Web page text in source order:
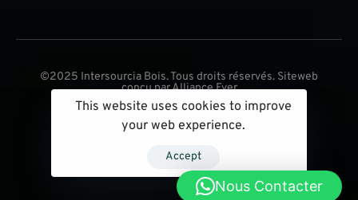
©2025 Intersourcia Bois. Tous droits réservés. Siteweb
conçu parAlliance Ever
Nous Contacter
This website uses cookies to improve
your web experience.
Accept